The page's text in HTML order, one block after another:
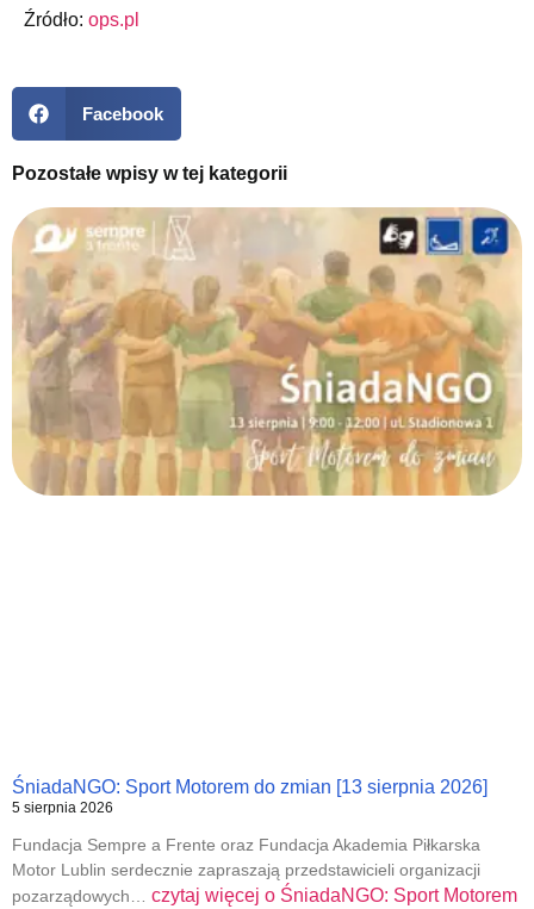
Źródło: ops.pl
Facebook
Pozostałe wpisy w tej kategorii
ŚniadaNGO: Sport Motorem do zmian [13 sierpnia 2026]
5 sierpnia 2026
Fundacja Sempre a Frente oraz Fundacja Akademia Piłkarska
Motor Lublin serdecznie zapraszają przedstawicieli organizacji
pozarządowych… czytaj więcej o ŚniadaNGO: Sport Motorem